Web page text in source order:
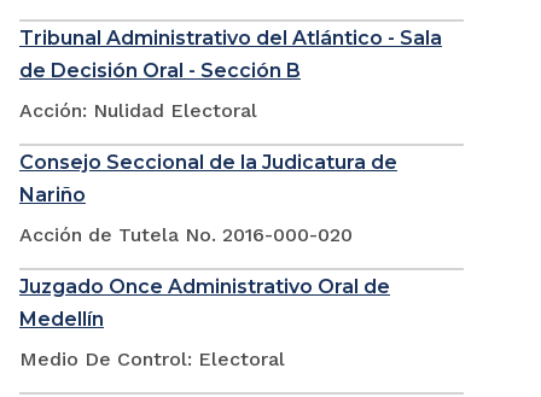
Tribunal Administrativo del Atlántico - Sala
de Decisión Oral - Sección B
Acción: Nulidad Electoral
Consejo Seccional de la Judicatura de
Nariño
Acción de Tutela No. 2016-000-020
Juzgado Once Administrativo Oral de
Medellín
Medio De Control: Electoral